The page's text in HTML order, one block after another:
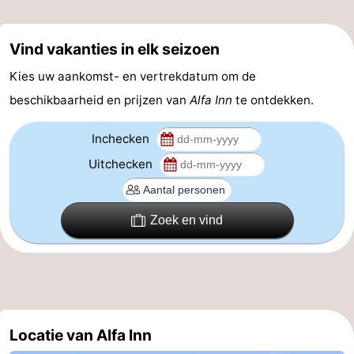
en
drinken
Evenementen
Praktisch
Forum
Route
Kusttram
Reisboekenwinkel
Medische
adressen
Regio
Vind vakanties in elk seizoen
Kies uw aankomst- en vertrekdatum om de
beschikbaarheid en prijzen van Alfa Inn te ontdekken.
Inchecken
Uitchecken
Zoek en vind
Locatie van Alfa Inn